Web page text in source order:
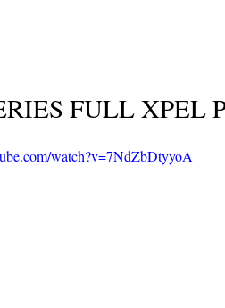
FULL XPEL
watch?v=7NdZbDtyyoA